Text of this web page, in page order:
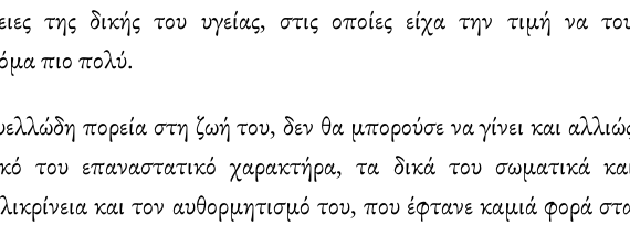
της δικής του υγείας, στις οποίες είχα την τιμή να
πιο πολύ.
πορεία στη ζωή του, δεν θα μπορούσε να γίνει και
του επαναστατικό χαρακτήρα, τα δικά του σωματικά
και τον αυθορμητισμό του, που έφτανε καμιά φορά